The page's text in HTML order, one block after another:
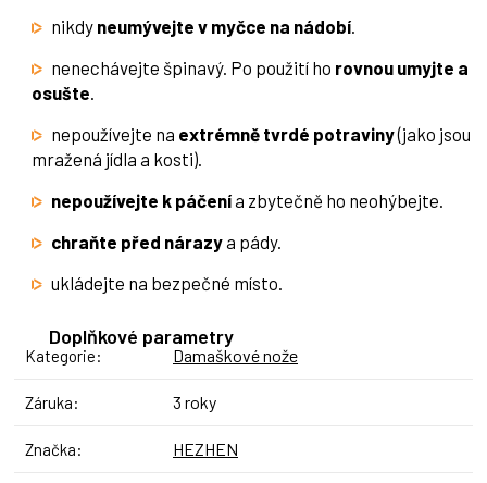
nikdy neumývejte v myčce na nádobí
nenechávejte špinavý. Po použití ho rovnou umyjte a
osušte
nepoužívejte na extrémně tvrdé potraviny(jako jsou
mražená jídla a kosti).
nepoužívejte k páčenía zbytečně ho neohýbejte.
chraňte před nárazya pády.
ukládejte na bezpečné místo.
Doplňkové parametry
Kategorie: Damaškové nože
Záruka: 3 roky
Značka: HEZHEN